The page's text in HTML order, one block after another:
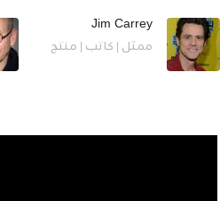
Jim Carrey
ممثل | كاتب | منتج